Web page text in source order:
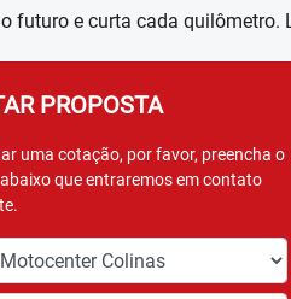
futuro e curta cada quilômetro.
PROPOSTA
uma cotação, por favor, preencha o
que entraremos em contato